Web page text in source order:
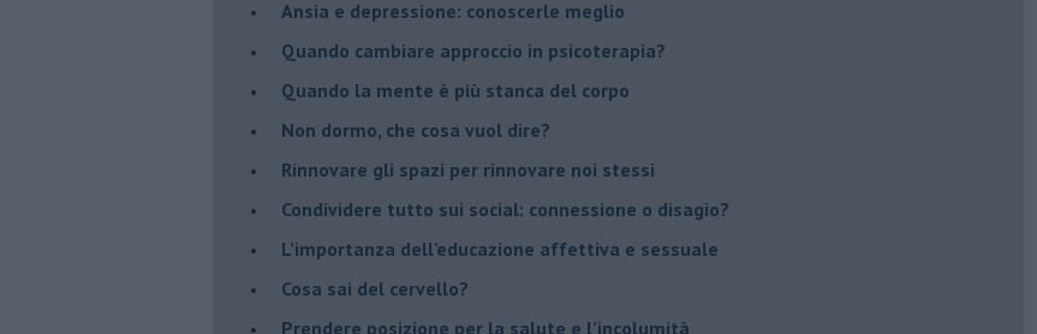
Ansia e depressione: conoscerle meglio
Quando cambiare approccio in psicoterapia?
​Quando la mente è più stanca del corpo
Non dormo, che cosa vuol dire?
​Rinnovare gli spazi per rinnovare noi stessi
​Condividere tutto sui social: connessione o disagio?
​L’importanza dell’educazione affettiva e sessuale
​Cosa sai del cervello?
Prendere posizione per la salute e l’incolumità